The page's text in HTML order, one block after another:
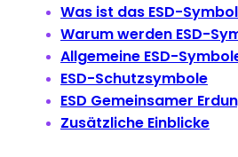
Was ist das ESD-
Warum werden ESD-
Allgemeine ESD-
ESD-Schutzsymbole
ESD Gemeinsamer
Zusätzliche Einblicke